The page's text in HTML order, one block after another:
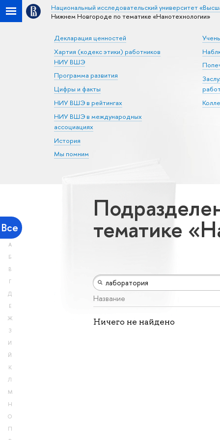
Национальный исследовательский университет
Нижнем Новгороде по тематике «Нанотехнологии»
Декларация ценностей
Хартия (кодекс этики) работников
НИУ ВШЭ
Программа развития
Цифры и факты
НИУ ВШЭ в рейтингах
НИУ ВШЭ в международных
ассоциациях
История
Мы помним
Все
А
Б
В
Г
Д
Е
Ж
З
И
Й
К
Л
М
Н
О
П
тематике
Название
Ничего не найдено